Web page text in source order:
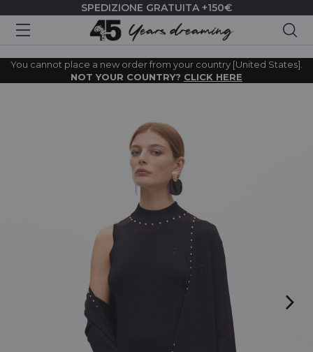
SPEDIZIONE GRATUITA +150€
You cannot place a new order from your country [United States].
NOT YOUR COUNTRY? CLICK HERE